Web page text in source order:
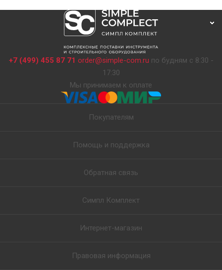
+7 (499) 455 87 71 order@simple-com.ru по будням с 8:30 -
17:30
Мы принимаем к оплате
Покупателям
Помощь и поддержка
Обратная связь
Симпл Комплект
Интернет-магазин
Правовая информация